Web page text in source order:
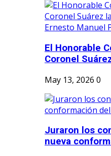
El Honorable
Coronel
May 13, 2026 0
Juraron los
nueva